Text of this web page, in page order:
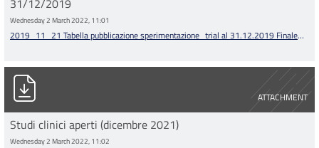
31/12/2019
Wednesday 2 March 2022, 11:01
2019_11_21 Tabella pubblicazione sperimentazione_trial al 31.12.2019 Finale
ATTACHMENT
Studi aperti al 2021-1.pdf
Studi clinici aperti (dicembre 2021)
Wednesday 2 March 2022, 11:02